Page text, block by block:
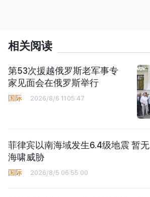
相关阅读
第53次援越俄罗斯老军事专
家见面会在俄罗斯举行
国际 2026/8/6 11:05:47
菲律宾以南海域发生6.4级地震 暂无
海啸威胁
国际 2026/8/5 06:55:00